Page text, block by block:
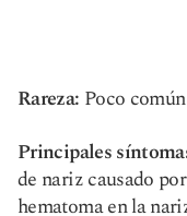
Rareza: Poco común
Principales
de nariz causado
hematoma en la